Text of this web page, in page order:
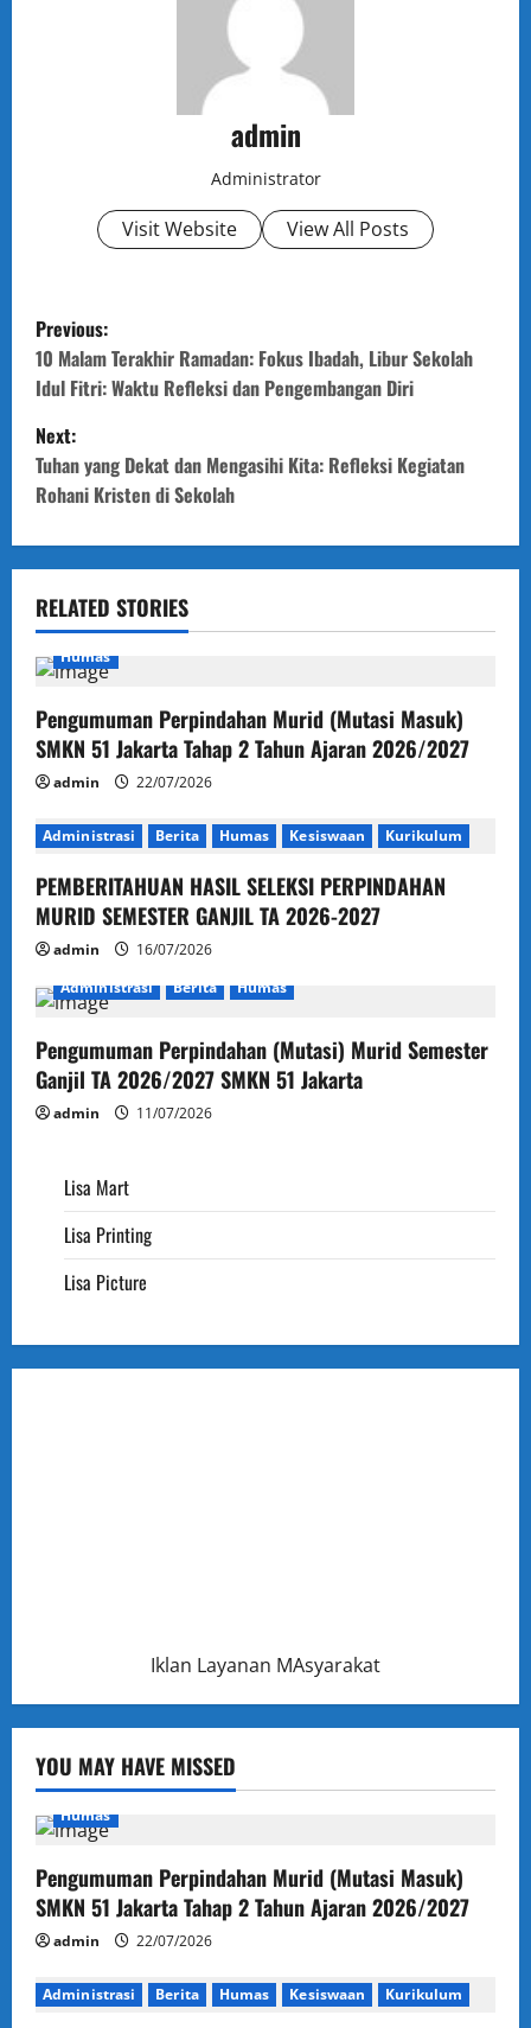
admin
Administrator
Visit Website View All Posts
P
o
s
t
n
a
v
i
g
a
t
i
o
n
Previous:
10 Malam Terakhir Ramadan: Fokus Ibadah, Libur Sekolah
Idul Fitri: Waktu Refleksi dan Pengembangan Diri
Next:
Tuhan yang Dekat dan Mengasihi Kita: Refleksi Kegiatan
Rohani Kristen di Sekolah
RELATED STORIES
Humas
Pengumuman Perpindahan Murid (Mutasi Masuk)
SMKN 51 Jakarta Tahap 2 Tahun Ajaran 2026/2027
admin 22/07/2026
Administrasi Berita Humas Kesiswaan Kurikulum
PEMBERITAHUAN HASIL SELEKSI PERPINDAHAN
MURID SEMESTER GANJIL TA 2026-2027
admin
16/07/2026
Administrasi
Berita Humas
Pengumuman Perpindahan (Mutasi) Murid Semester
Ganjil TA 2026/2027 SMKN 51 Jakarta
admin 11/07/2026
Lisa Mart
Lisa Printing
Lisa Picture
Iklan Layanan MAsyarakat
YOU MAY HAVE MISSED
Humas
Pengumuman Perpindahan Murid (Mutasi Masuk)
SMKN 51 Jakarta Tahap 2 Tahun Ajaran 2026/2027
admin 22/07/2026
Administrasi Berita Humas Kesiswaan Kurikulum